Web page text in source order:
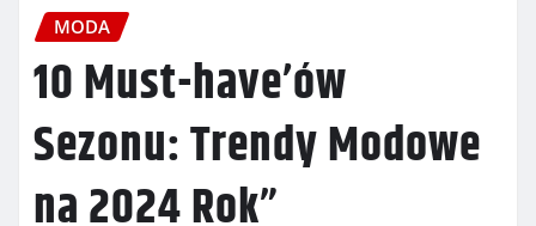
MODA
10 Must-have’ów
Sezonu: Trendy Modowe
na 2024 Rok”